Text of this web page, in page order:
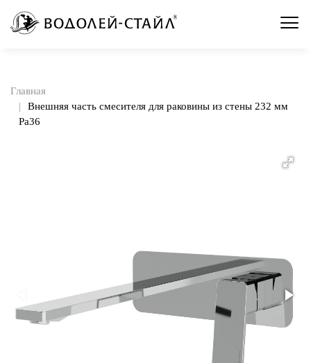
Главная
Внешняя часть смесителя для раковины из стены 232 мм
Pa36